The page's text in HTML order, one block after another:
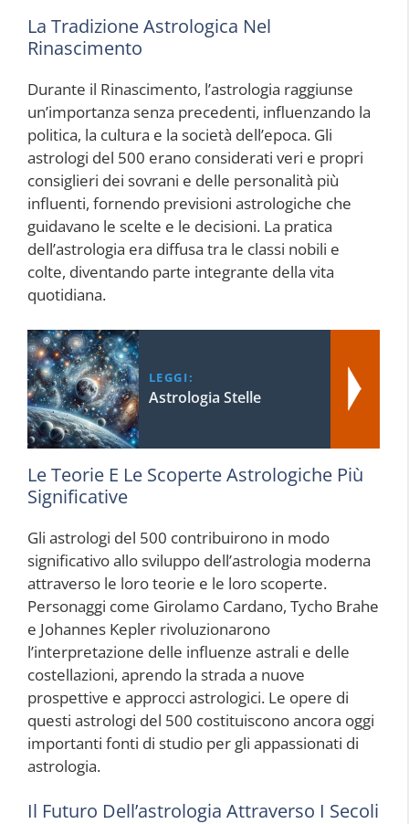
La Tradizione Astrologica Nel
Rinascimento
Durante il Rinascimento, l’astrologia raggiunse
un’importanza senza precedenti, influenzando la
politica, la cultura e la società dell’epoca. Gli
astrologi del 500 erano considerati veri e propri
consiglieri dei sovrani e delle personalità più
influenti, fornendo previsioni astrologiche che
guidavano le scelte e le decisioni. La pratica
dell’astrologia era diffusa tra le classi nobili e
colte, diventando parte integrante della vita
quotidiana.
LEGGI:
Astrologia Stelle
Le Teorie E Le Scoperte Astrologiche Più
Significative
Gli astrologi del 500 contribuirono in modo
significativo allo sviluppo dell’astrologia moderna
attraverso le loro teorie e le loro scoperte.
Personaggi come Girolamo Cardano, Tycho Brahe
e Johannes Kepler rivoluzionarono
l’interpretazione delle influenze astrali e delle
costellazioni, aprendo la strada a nuove
prospettive e approcci astrologici. Le opere di
questi astrologi del 500 costituiscono ancora oggi
importanti fonti di studio per gli appassionati di
astrologia.
Il Futuro Dell’astrologia Attraverso I Secoli